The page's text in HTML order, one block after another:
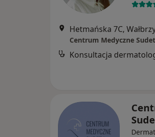
Hetmańska 7C,
Centrum Medyczne
Konsultacja